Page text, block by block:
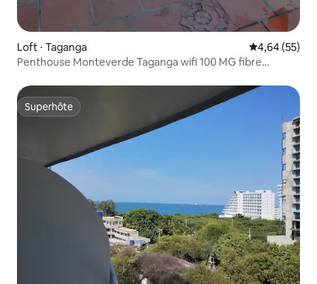
Loft ⋅ Taganga Évaluation
4,64 (55)
Penthouse Monteverde Taganga wifi 100 MG fibre
Superhôte
Superhôte